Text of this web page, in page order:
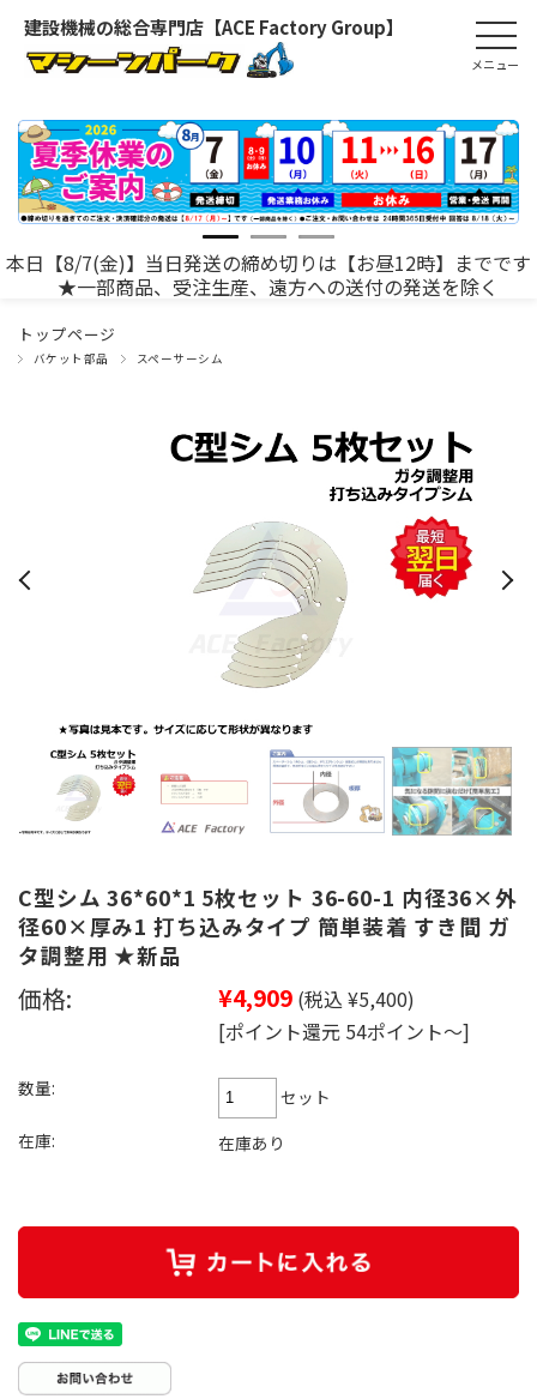
建設機械の総合専門店【ACE Factory Group】
本日【8/7(金)】当日発送の締め切りは【お昼12時】までです
★一部商品、受注生産、遠方への送付の発送を除く
トップページ
バケット部品 スペーサーシム
C型シム 36*60*1 5枚セット 36-60-1 内径36×外
径60×厚み1 打ち込みタイプ 簡単装着 すき間 ガ
タ調整用 ★新品
価格: ¥4,909 (税込 ¥5,400)
[ポイント還元 54ポイント～]
数量:
セット
在庫:
在庫あり